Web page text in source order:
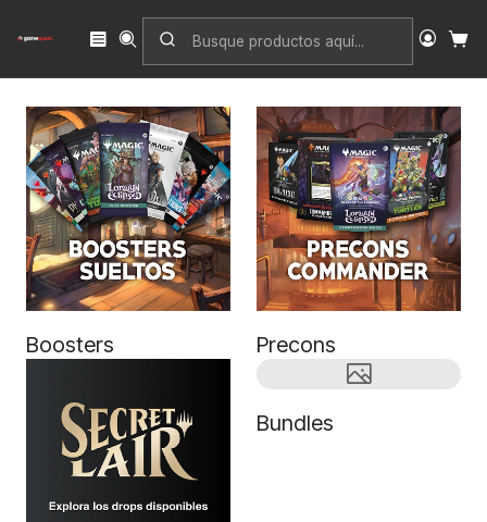
Inicio TCG Sellado
Boosters Precons
Bundles